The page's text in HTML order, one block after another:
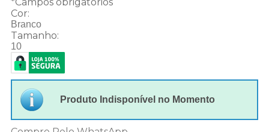
Cor:
Branco
Tamanho:
10
Produto Indisponível no Momento